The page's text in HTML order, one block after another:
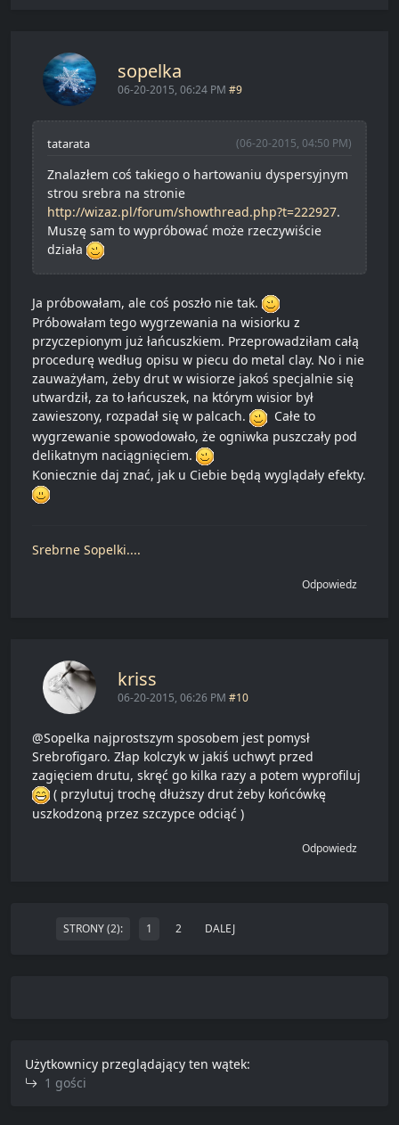
sopelka
06-20-2015, 06:24 PM #9
(06-20-2015, 04:50 PM)
tatarata
Znalazłem coś takiego o hartowaniu dyspersyjnym
strou srebra na stronie
http://wizaz.pl/forum/showthread.php?t=222927.
Muszę sam to wypróbować może rzeczywiście
działa
Ja próbowałam, ale coś poszło nie tak.
Próbowałam tego wygrzewania na wisiorku z
przyczepionym już łańcuszkiem. Przeprowadziłam całą
procedurę według opisu w piecu do metal clay. No i nie
zauważyłam, żeby drut w wisiorze jakoś specjalnie się
utwardził, za to łańcuszek, na którym wisior był
zawieszony, rozpadał się w palcach.
Całe to
wygrzewanie spowodowało, że ogniwka puszczały pod
delikatnym naciągnięciem.
Koniecznie daj znać, jak u Ciebie będą wyglądały efekty.
Srebrne Sopelki....
Odpowiedz
kriss
06-20-2015, 06:26 PM #10
@Sopelka najprostszym sposobem jest pomysł
Srebrofigaro. Złap kolczyk w jakiś uchwyt przed
zagięciem drutu, skręć go kilka razy a potem wyprofiluj
( przylutuj trochę dłuższy drut żeby końcówkę
uszkodzoną przez szczypce odciąć )
Odpowiedz
STRONY (2): 1 2 DALEJ
Użytkownicy przeglądający ten wątek:
1 gości